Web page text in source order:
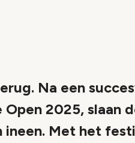
Na een
2025, slaan
Met het